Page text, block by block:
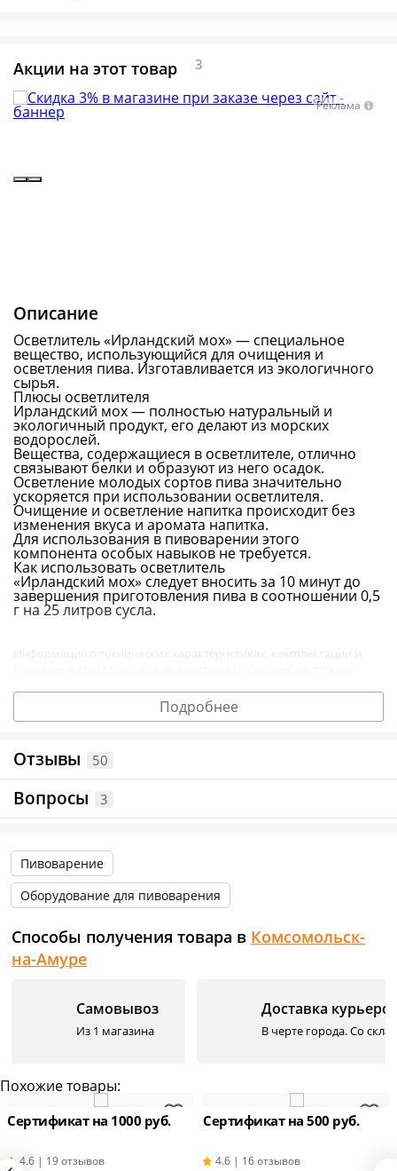
Акции на этот товар 3
Реклама
Описание
Осветлитель «Ирландский мох» — специальное
вещество, использующийся для очищения и
осветления пива. Изготавливается из экологичного
сырья.
Плюсы осветлителя
Ирландский мох — полностью натуральный и
экологичный продукт, его делают из морских
водорослей.
Вещества, содержащиеся в осветлителе, отлично
связывают белки и образуют из него осадок.
Осветление молодых сортов пива значительно
ускоряется при использовании осветлителя.
Очищение и осветление напитка происходит без
изменения вкуса и аромата напитка.
Для использования в пивоварении этого
компонента особых навыков не требуется.
Как использовать осветлитель
«Ирландский мох» следует вносить за 10 минут до
завершения приготовления пива в соотношении 0,5
г на 25 литров сусла.
Подробнее
Отзывы 50
Вопросы 3
Пивоварение
Оборудование для пивоварения
Способы получения товара в Комсомольск-
на-Амуре
Самовывоз
Из 1 магазина
Доставка
В черте города. Со
Похожие товары:
Сертификат на 1000 руб.
4.6 | 19 отзывов
Сертификат на 500 руб.
4.6 | 16 отзывов